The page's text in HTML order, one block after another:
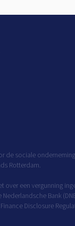
de sociale
Rotterdam.
over een vergunning
Nederlandsche Bank
Disclosure